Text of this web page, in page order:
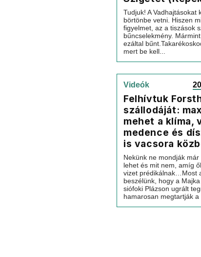
Tudjuk! A Vadhajtásokat
börtönbe vetni. Hiszen
figyelmet, az a tiszások
bűncselekmény.
ezáltal
mert be kell...
Videók
Felhívtuk
szállodáját:
mehet a klíma,
medence és
is vacsora
Nekünk ne mondják
lehet és mit nem, amíg
vizet prédikálnak…Most
beszélünk, hogy a
siófoki Plázson ugrált
hamarosan megtartják a